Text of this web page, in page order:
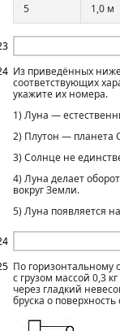
5 1,0 м
Из приведённых
соответствующих
укажите их номера.
1) Луна —
2) Плутон — планета
3) Солнце не
4) Луна делает
вокруг Земли.
5) Луна появляется
По горизонтальному
с грузом массой 0,3
через гладкий
бруска о